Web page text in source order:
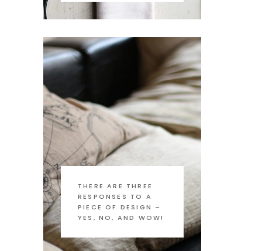
THERE ARE THREE
RESPONSES TO A
PIECE OF DESIGN –
YES, NO, AND WOW!